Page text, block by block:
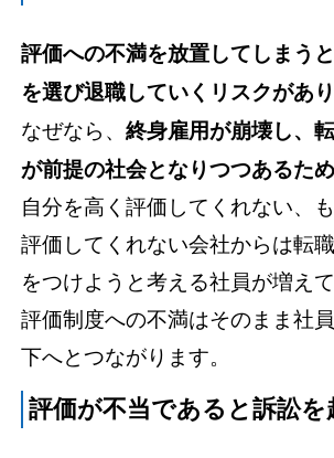
評価への不満を放置してしまう
を選び退職していくリスクがあ
なぜなら、終身雇用が崩壊し、
が前提の社会となりつつあるため
自分を高く評価してくれない、
評価してくれない会社からは転
をつけようと考える社員が増えて
評価制度への不満はそのまま社
下へとつながります。
評価が不当であると訴訟を